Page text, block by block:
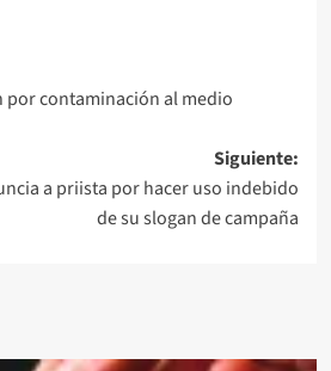
por contaminación al medio
Siguiente:
a priista por hacer uso indebido
de su slogan de campaña